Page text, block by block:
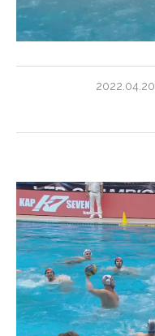
2022.04.20.